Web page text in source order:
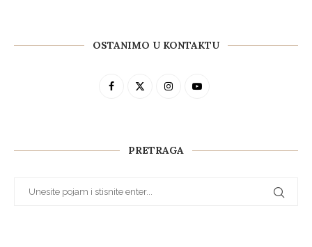
OSTANIMO U KONTAKTU
PRETRAGA